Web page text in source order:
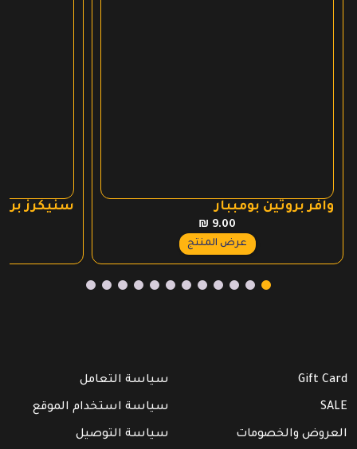
وافر بروتين بومببار
₪ 9.00
عرض المنتج
سنيكرز
Gift Card
SALE
العروض والخصومات
سياسة التعامل
سياسة استخدام الموقع
سياسة التوصيل